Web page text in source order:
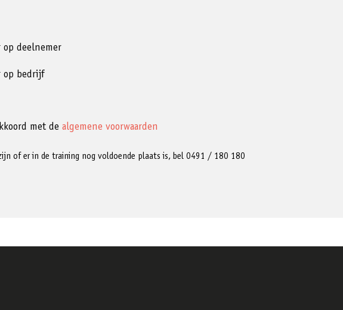
op deelnemer
op bedrijf
met de algemene voorwaarden
of er in de training nog voldoende plaats is, bel 0491 / 180 180